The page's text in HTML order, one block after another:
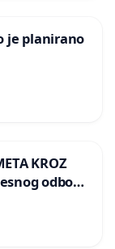
je planirano
KROZ
odbora